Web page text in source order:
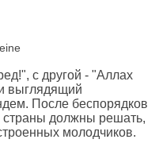
с другой - "Аллах
выглядящий
После беспорядков
страны должны решать,
молодчиков.